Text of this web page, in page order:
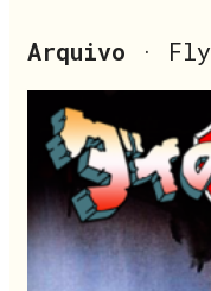
Arquivo · Fly